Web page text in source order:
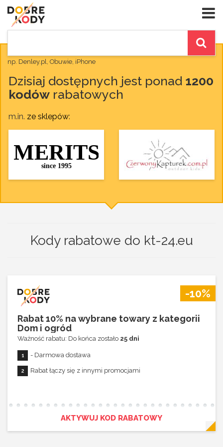
np. Denley.pl, Obuwie, iPhone
Dzisiaj dostępnych jest ponad 1200
kodów rabatowych
m.in. ze sklepów:
Kody rabatowe do kt-24.eu
-10%
Rabat 10% na wybrane towary z kategorii
Dom i ogród
Ważność rabatu: Do końca zostało 25 dni
- Darmowa dostawa
Rabat łączy się z innymi promocjami
AKTYWUJ KOD RABATOWY